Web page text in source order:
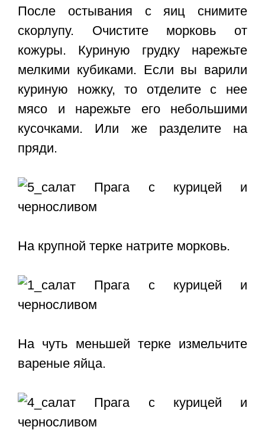
После остывания с яиц снимите
скорлупу. Очистите морковь от
кожуры. Куриную грудку нарежьте
мелкими кубиками. Если вы варили
куриную ножку, то отделите с нее
мясо и нарежьте его небольшими
кусочками. Или же разделите на
пряди.
На крупной терке натрите морковь.
На чуть меньшей терке измельчите
вареные яйца.